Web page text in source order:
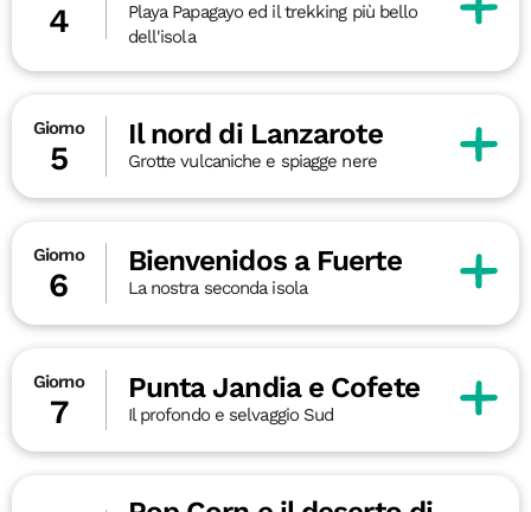
4
Playa Papagayo ed il trekking più bello
dell'isola
Giorno
5
Il nord di Lanzarote
Grotte vulcaniche e spiagge nere
Giorno
6
Bienvenidos a Fuerte
La nostra seconda isola
Giorno
7
Punta Jandia e Cofete
Il profondo e selvaggio Sud